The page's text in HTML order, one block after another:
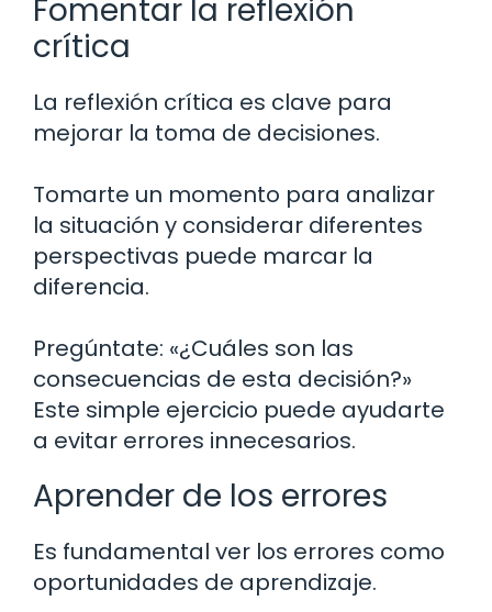
Fomentar la reflexión
crítica
La reflexión crítica es clave para
mejorar la toma de decisiones.
Tomarte un momento para analizar
la situación y considerar diferentes
perspectivas puede marcar la
diferencia.
Pregúntate: «¿Cuáles son las
consecuencias de esta decisión?»
Este simple ejercicio puede ayudarte
a evitar errores innecesarios.
Aprender de los errores
Es fundamental ver los errores como
oportunidades de aprendizaje.